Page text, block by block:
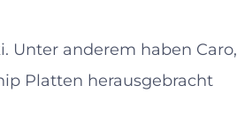
Unter anderem haben Caro,
Platten herausgebracht